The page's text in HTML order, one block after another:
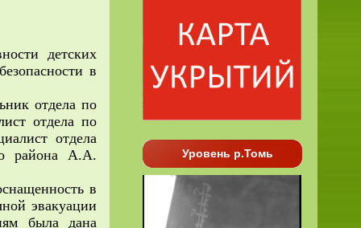
детских
в
отдела по
отдела по
отдела
района А.А.
в
эвакуации
была дана
Уровень р.Томь